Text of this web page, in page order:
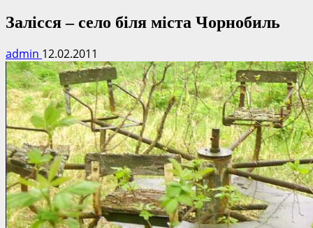
Залісся – село біля міста Чорнобиль
admin 12.02.2011